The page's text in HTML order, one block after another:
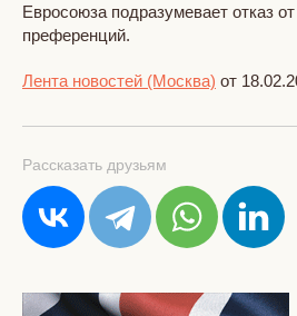
Евросоюза подразумевает отказ
преференций.
Лента новостей (Москва) от
Рассказать друзьям